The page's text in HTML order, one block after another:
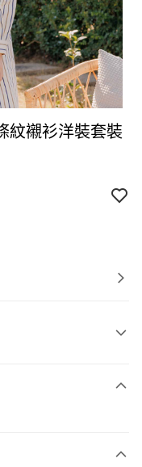
紋襯衫洋裝套裝